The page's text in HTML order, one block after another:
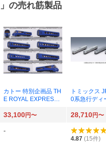
」の売れ筋製品
カトー 特別企画品 TH
E ROYAL EXPRESS
セット 10-2196
トミックス
0系急行ディ
40
33,100円〜 28,710円〜
-
4.87 (15件)